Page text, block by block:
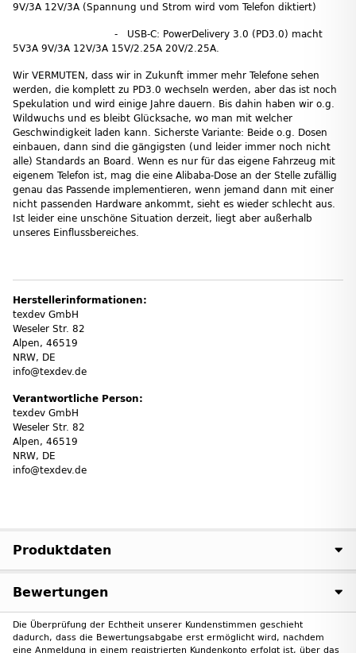
9V/3A 12V/3A (Spannung und Strom wird vom Telefon diktiert)
- USB-C: PowerDelivery 3.0 (PD3.0) macht
5V3A 9V/3A 12V/3A 15V/2.25A 20V/2.25A.
Wir VERMUTEN, dass wir in Zukunft immer mehr Telefone sehen
werden, die komplett zu PD3.0 wechseln werden, aber das ist noch
Spekulation und wird einige Jahre dauern. Bis dahin haben wir o.g.
Wildwuchs und es bleibt Glücksache, wo man mit welcher
Geschwindigkeit laden kann. Sicherste Variante: Beide o.g. Dosen
einbauen, dann sind die gängigsten (und leider immer noch nicht
alle) Standards an Board. Wenn es nur für das eigene Fahrzeug mit
eigenem Telefon ist, mag die eine Alibaba-Dose an der Stelle zufällig
genau das Passende implementieren, wenn jemand dann mit einer
nicht passenden Hardware ankommt, sieht es wieder schlecht aus.
Ist leider eine unschöne Situation derzeit, liegt aber außerhalb
unseres Einflussbereiches.
Herstellerinformationen:
texdev GmbH
Weseler Str. 82
Alpen, 46519
NRW, DE
info@texdev.de
Verantwortliche Person:
texdev GmbH
Weseler Str. 82
Alpen, 46519
NRW, DE
info@texdev.de
Produktdaten
Bewertungen
Die Überprüfung der Echtheit unserer Kundenstimmen geschieht
dadurch, dass die Bewertungsabgabe erst ermöglicht wird, nachdem
eine Anmeldung in einem registrierten Kundenkonto erfolgt ist, über das